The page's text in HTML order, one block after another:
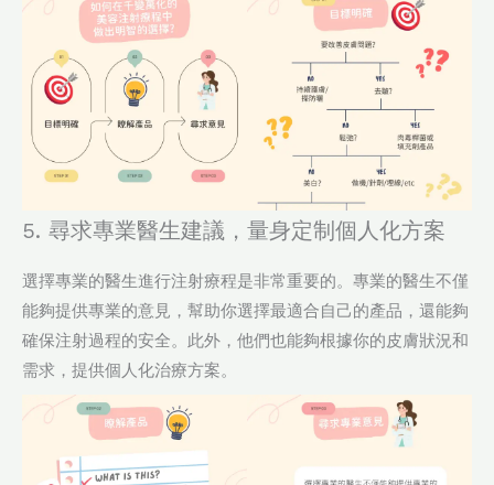
5. 尋求專業醫生建議，量身定制個人化方案
選擇專業的醫生進行注射療程是非常重要的。專業的醫生不僅
能夠提供專業的意見，幫助你選擇最適合自己的產品，還能夠
確保注射過程的安全。此外，他們也能夠根據你的皮膚狀況和
需求，提供個人化治療方案。